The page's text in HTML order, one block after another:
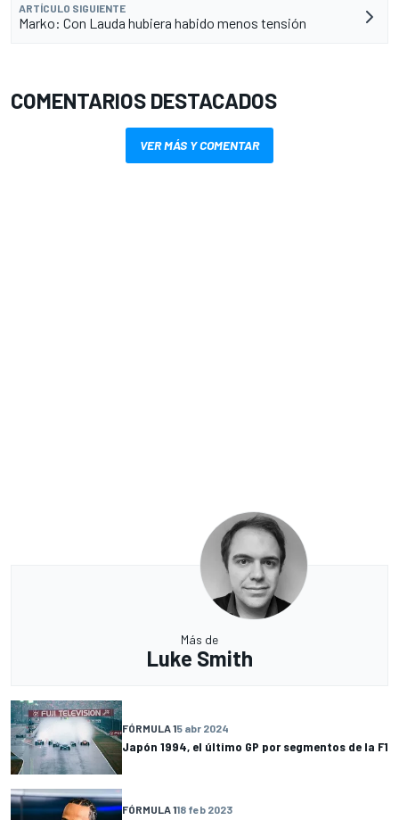
ARTÍCULO SIGUIENTE
Marko: Con Lauda hubiera habido menos tensión
COMENTARIOS DESTACADOS
VER MÁS Y COMENTAR
Más de
Luke Smith
FÓRMULA 15 abr 2024
Japón 1994, el último GP por segmentos de la F1
FÓRMULA 118 feb 2023